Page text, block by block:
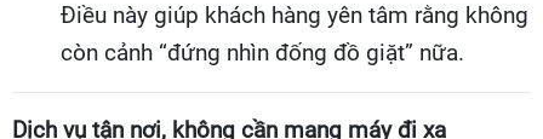
Điều này giúp khách hàng yên tâm rằng không
còn cảnh “đứng nhìn đống đồ giặt” nữa.
Dịch vụ tận nơi, không cần mang máy đi xa